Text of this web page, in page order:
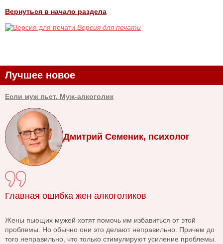
Вернуться в начало раздела
Версия для печати
Лучшее новое
Если муж пьет. Муж-алкоголик
Дмитрий Семеник, психолог
Главная ошибка жен алкоголиков
Жены пьющих мужей хотят помочь им избавиться от этой
проблемы. Но обычно они это делают неправильно. Причем до
того неправильно, что только стимулируют усиление проблемы.